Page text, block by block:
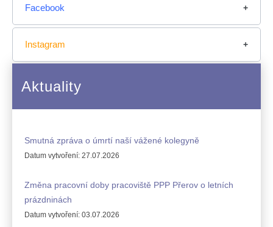
Facebook
Instagram
Aktuality
Smutná zpráva o úmrtí naší vážené kolegyně
Datum vytvoření: 27.07.2026
Změna pracovní doby pracoviště PPP Přerov o letních
prázdninách
Datum vytvoření: 03.07.2026